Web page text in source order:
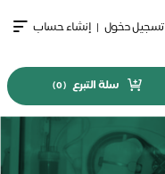
تسجيل دخول | إنشاء حساب
سلة التبرع (
0
)